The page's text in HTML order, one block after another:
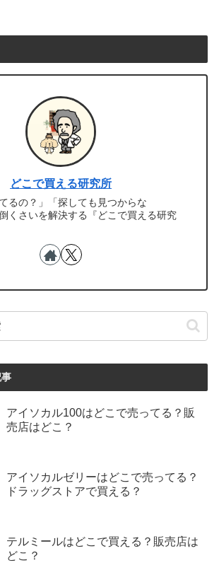
どこで買える研究所
るの？」「探しても見つからな
さいを解決する『どこで買える研究
アイソカル100はどこで売ってる？販
売店はどこ？
アイソカルゼリーはどこで売ってる？
ドラッグストアで買える？
テルミールはどこで買える？販売店は
どこ？